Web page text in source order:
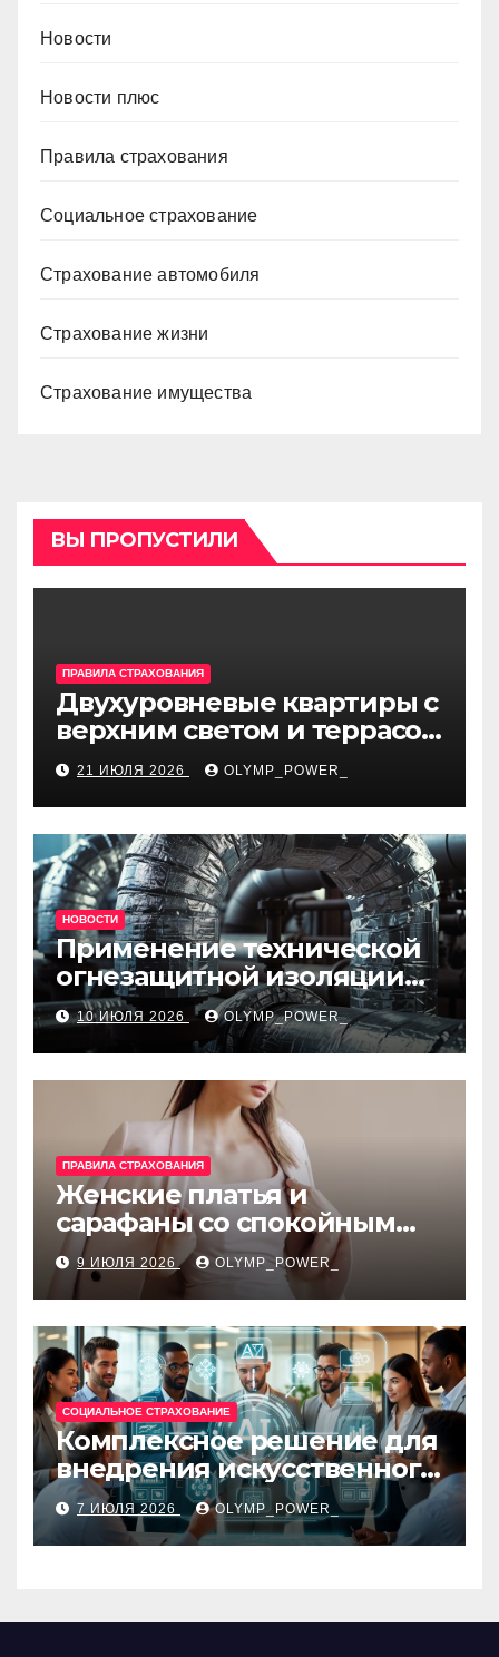
Новости
Новости плюс
Правила страхования
Социальное страхование
Страхование автомобиля
Страхование жизни
Страхование имущества
ВЫ ПРОПУСТИЛИ
ПРАВИЛА СТРАХОВАНИЯ
Двухуровневые квартиры с
верхним светом и террасой
в готовом жилом
комплексе
21 ИЮЛЯ 2026 OLYMP_POWER_
НОВОСТИ
Применение технической
огнезащитной изоляции
для промышленных
объектов и нормативные
требования
10 ИЮЛЯ 2026 OLYMP_POWER_
ПРАВИЛА СТРАХОВАНИЯ
Женские платья и
сарафаны со спокойным
силуэтом, комфортной
посадкой и размерами 42–
48
9 ИЮЛЯ 2026 OLYMP_POWER_
СОЦИАЛЬНОЕ СТРАХОВАНИЕ
Комплексное решение для
внедрения искусственного
интеллекта в бизнес-
процессы
7 ИЮЛЯ 2026 OLYMP_POWER_